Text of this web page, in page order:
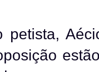
petista,